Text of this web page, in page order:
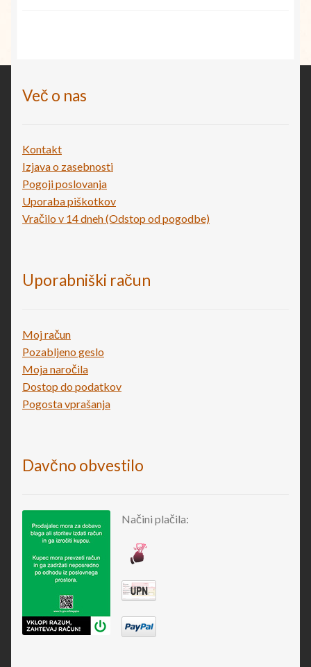
Več o nas
Kontakt
Izjava o zasebnosti
Pogoji poslovanja
Uporaba piškotkov
Vračilo v 14 dneh (Odstop od pogodbe)
Uporabniški račun
Moj račun
Pozabljeno geslo
Moja naročila
Dostop do podatkov
Pogosta vprašanja
Davčno obvestilo
Načini plačila: